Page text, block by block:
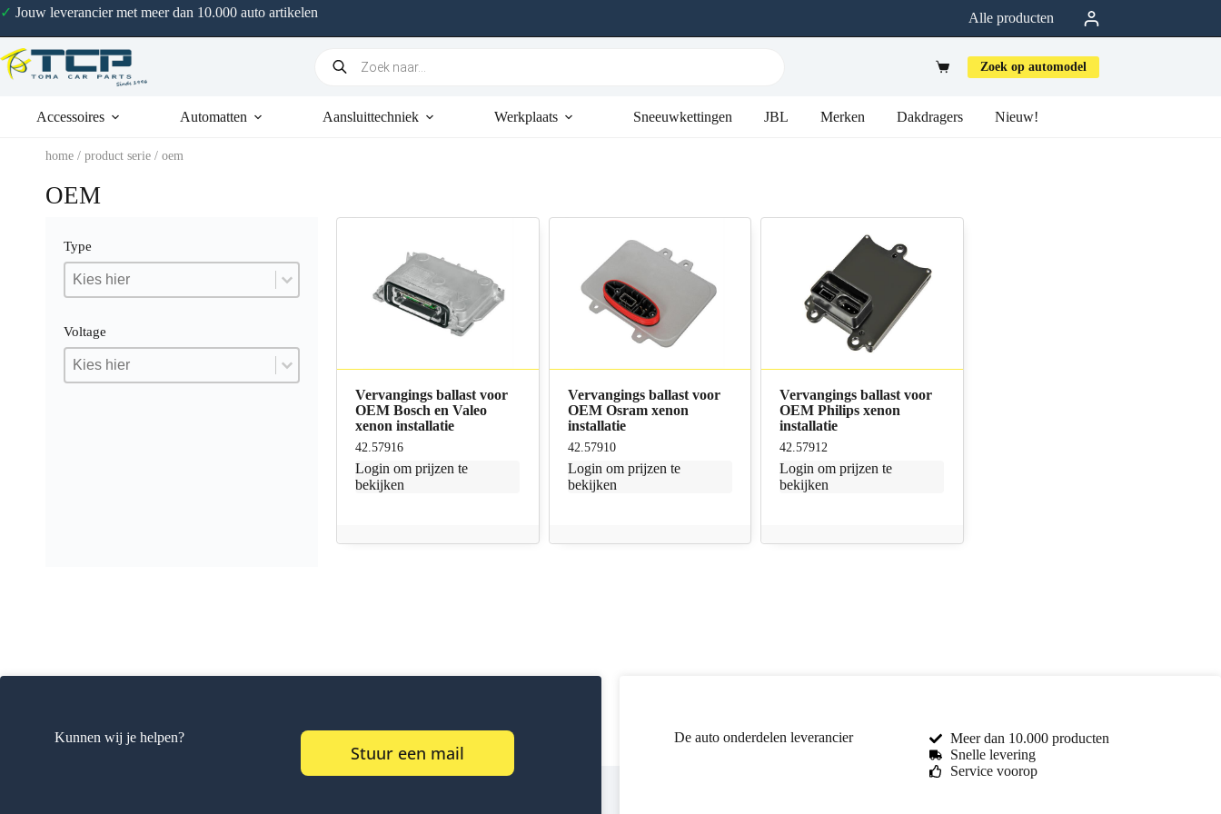
✓ Jouw leverancier met meer dan 10.000 auto artikelen Alle producten
Zoek op automodel
Accessoires Automatten Aansluittechniek Werkplaats Sneeuwkettingen JBL Merken Dakdragers Nieuw!
home / product serie / oem
OEM
Type
Type
Type
Type
Voltage
Voltage
Voltage
Voltage
Vervangings ballast voor
OEM Bosch en Valeo
xenon installatie
42.57916
Login om prijzen te
bekijken
Vervangings ballast voor
OEM Osram xenon
installatie
42.57910
Login om prijzen te
bekijken
Vervangings ballast voor
OEM Philips xenon
installatie
42.57912
Login om prijzen te
bekijken
Kunnen wij je helpen?
Stuur een mail
De auto onderdelen leverancier
Meer dan 10.000 producten
Snelle levering
Service voorop